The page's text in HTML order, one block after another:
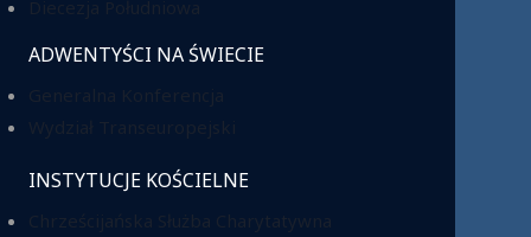
ADWENTYŚCI NA ŚWIECIE
INSTYTUCJE KOŚCIELNE